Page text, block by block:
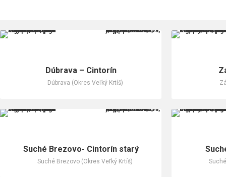
Dúbrava – Cintorín
Dúbrava (Okres Veľký Krtíš)
Suché Brezovo- Cintorín starý
Suché Brezovo (Okres Veľký Krtíš)